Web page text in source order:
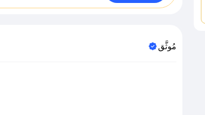
مُوثَّق